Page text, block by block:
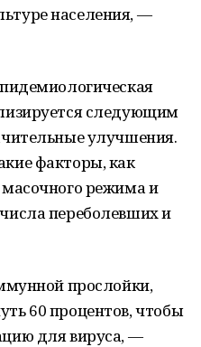
населения, —
следующим
улучшения.
факторы, как
масочного режима и
переболевших и
прослойки,
60 процентов, чтобы
для вируса, —